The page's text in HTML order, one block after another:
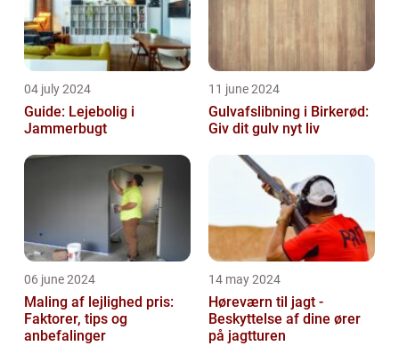
04 july 2024
Guide: Lejebolig i
Jammerbugt
11 june 2024
Gulvafslibning i Birkerød:
Giv dit gulv nyt liv
06 june 2024
Maling af lejlighed pris:
Faktorer, tips og
anbefalinger
14 may 2024
Høreværn til jagt -
Beskyttelse af dine ører
på jagtturen